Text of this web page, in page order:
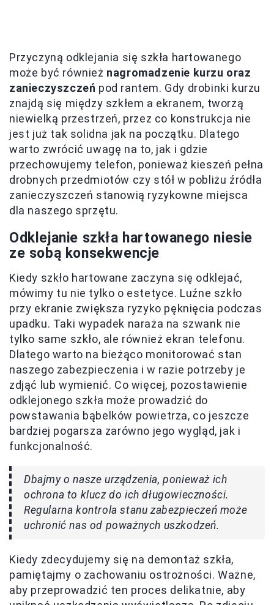
Przyczyną odklejania się szkła hartowanego
może być również nagromadzenie kurzu oraz
zanieczyszczeń pod rantem. Gdy drobinki kurzu
znajdą się między szkłem a ekranem, tworzą
niewielką przestrzeń, przez co konstrukcja nie
jest już tak solidna jak na początku. Dlatego
warto zwrócić uwagę na to, jak i gdzie
przechowujemy telefon, ponieważ kieszeń pełna
drobnych przedmiotów czy stół w pobliżu źródła
zanieczyszczeń stanowią ryzykowne miejsca
dla naszego sprzętu.
Odklejanie szkła hartowanego niesie
ze sobą konsekwencje
Kiedy szkło hartowane zaczyna się odklejać,
mówimy tu nie tylko o estetyce. Luźne szkło
przy ekranie zwiększa ryzyko pęknięcia podczas
upadku. Taki wypadek naraża na szwank nie
tylko same szkło, ale również ekran telefonu.
Dlatego warto na bieżąco monitorować stan
naszego zabezpieczenia i w razie potrzeby je
zdjąć lub wymienić. Co więcej, pozostawienie
odklejonego szkła może prowadzić do
powstawania bąbelków powietrza, co jeszcze
bardziej pogarsza zarówno jego wygląd, jak i
funkcjonalność.
Dbajmy o nasze urządzenia, ponieważ ich
ochrona to klucz do ich długowieczności.
Regularna kontrola stanu zabezpieczeń może
uchronić nas od poważnych uszkodzeń.
Kiedy zdecydujemy się na demontaż szkła,
pamiętajmy o zachowaniu ostrożności. Ważne,
aby przeprowadzić ten proces delikatnie, aby